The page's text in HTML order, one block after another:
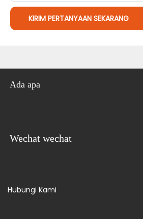
KIRIM PERTANYAAN SEKARANG
Ada apa
Wechat wechat
Hubungi Kami